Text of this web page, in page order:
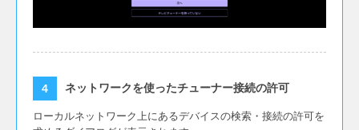
ネットワークを使ったチューナー接続の許可
ローカルネットワーク上にあるデバイスの検索・接続の許可を